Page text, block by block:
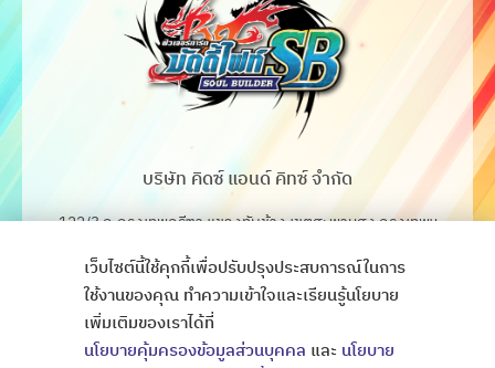
บริษัท คิดซ์ แอนด์ คิทซ์ จำกัด
122/3 ถ.กรุงเทพกรีฑา แขวงทับช้าง เขตสะพานสูง กรุงเทพฯ
โทร. 02-368-4106-7
Fax. 02-368-4105
เว็บไซต์นี้ใช้คุกกี้เพื่อปรับปรุงประสบการณ์ในการ
ใช้งานของคุณ ทำความเข้าใจและเรียนรู้นโยบาย
เพิ่มเติมของเราได้ที่
นโยบายคุ้มครองข้อมูลส่วนบุคคล และ นโยบาย